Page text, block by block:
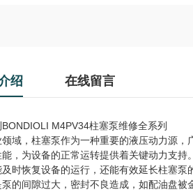
绍 在线留言
M4PV34柱塞泵维修全系列
域，柱塞泵作为一种重要的液压动力源
，为设备的正常运转提供着关键动力支
时恢复设备的运行，还能有效延长柱塞泵
的间隙过大，密封不良造成，如配油盘